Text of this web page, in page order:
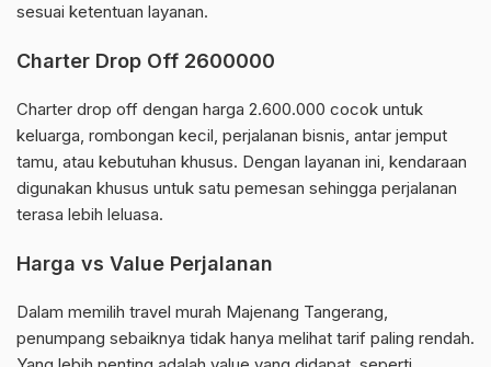
sesuai ketentuan layanan.
Charter Drop Off 2600000
Charter drop off dengan harga 2.600.000 cocok untuk
keluarga, rombongan kecil, perjalanan bisnis, antar jemput
tamu, atau kebutuhan khusus. Dengan layanan ini, kendaraan
digunakan khusus untuk satu pemesan sehingga perjalanan
terasa lebih leluasa.
Harga vs Value Perjalanan
Dalam memilih travel murah Majenang Tangerang,
penumpang sebaiknya tidak hanya melihat tarif paling rendah.